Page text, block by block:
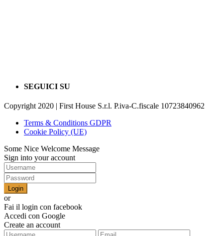
SEGUICI SU
Copyright 2020 | First House S.r.l. P.iva-C.fiscale 10723840962
Terms & Conditions GDPR
Cookie Policy (UE)
Some Nice Welcome Message
Sign into your account
Login
or
Fai il login con facebook
Accedi con Google
Create an account